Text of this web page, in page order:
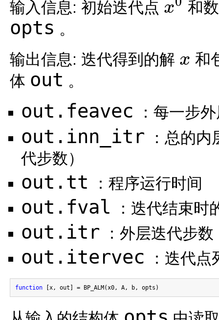
输入信息: 初始迭代点 x
x0 和
opts 。
输出信息: 迭代得到的解 x
x
和
体 out 。
out.feavec ：每一步
out.inn_itr ：总的
代步数）
out.tt ：程序运行时间
out.fval ：迭代结束时
out.itr ：外层迭代步数
out.itervec ：迭代
function